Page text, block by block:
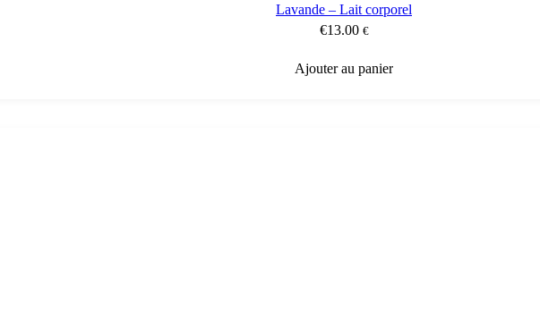
Lavande – Lait corporel
€13.00 €
Ajouter au panier